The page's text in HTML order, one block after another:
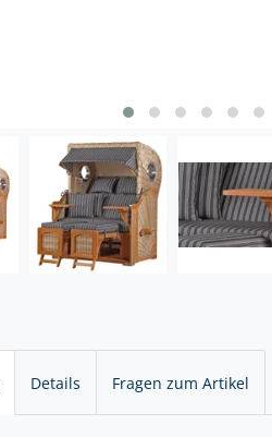
Details Fragen zum Artikel